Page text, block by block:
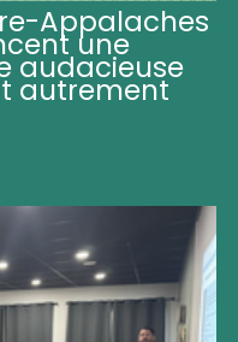
Appalaches
une
audacieuse
autrement